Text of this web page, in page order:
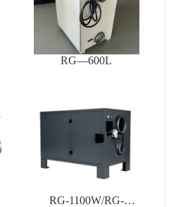
RG—600L
RG-1100W/RG-